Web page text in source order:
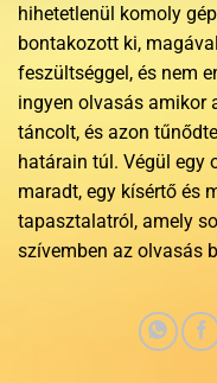
hihetetlenül komoly
bontakozott ki,
feszültséggel, és nem
ingyen olvasás amikor
táncolt, és azon
határain túl. Végül egy
maradt, egy kísértő és
tapasztalatról, amely
szívemben az olvasás